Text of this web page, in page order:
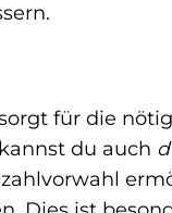
für die
du auch